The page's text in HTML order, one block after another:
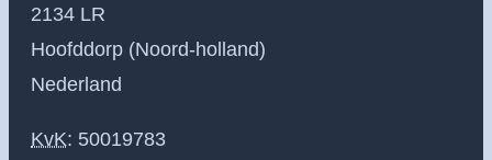
2134 LR
Hoofddorp (Noord-holland)
Nederland
KvK: 50019783